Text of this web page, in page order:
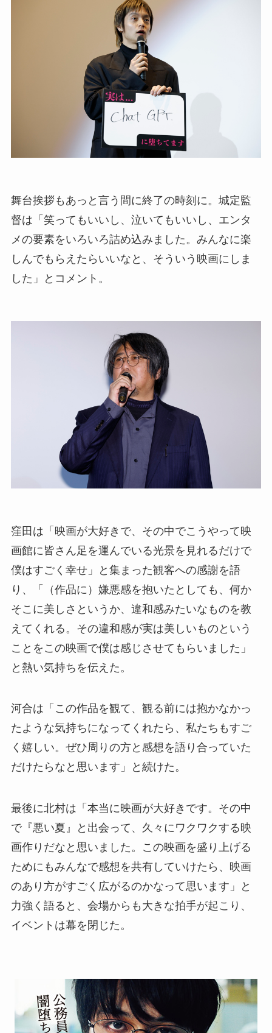
舞台挨拶もあっと言う間に終了の時刻に。城定監
督は「笑ってもいいし、泣いてもいいし、エンタ
メの要素をいろいろ詰め込みました。みんなに楽
しんでもらえたらいいなと、そういう映画にしま
した」とコメント。
窪田は「映画が大好きで、その中でこうやって映
画館に皆さん足を運んでいる光景を見れるだけで
僕はすごく幸せ」と集まった観客への感謝を語
り、「（作品に）嫌悪感を抱いたとしても、何か
そこに美しさというか、違和感みたいなものを教
えてくれる。その違和感が実は美しいものという
ことをこの映画で僕は感じさせてもらいました」
と熱い気持ちを伝えた。
河合は「この作品を観て、観る前には抱かなかっ
たような気持ちになってくれたら、私たちもすご
く嬉しい。ぜひ周りの方と感想を語り合っていた
だけたらなと思います」と続けた。
最後に北村は「本当に映画が大好きです。その中
で『悪い夏』と出会って、久々にワクワクする映
画作りだなと思いました。この映画を盛り上げる
ためにもみんなで感想を共有していけたら、映画
のあり方がすごく広がるのかなって思います」と
力強く語ると、会場からも大きな拍手が起こり、
イベントは幕を閉じた。